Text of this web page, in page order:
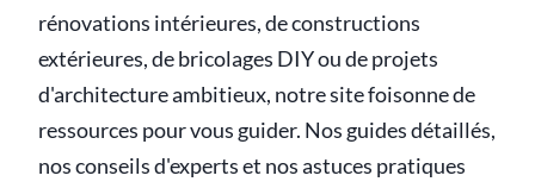
rénovations intérieures, de constructions
extérieures, de bricolages DIY ou de projets
d'architecture ambitieux, notre site foisonne de
ressources pour vous guider. Nos guides détaillés,
nos conseils d'experts et nos astuces pratiques